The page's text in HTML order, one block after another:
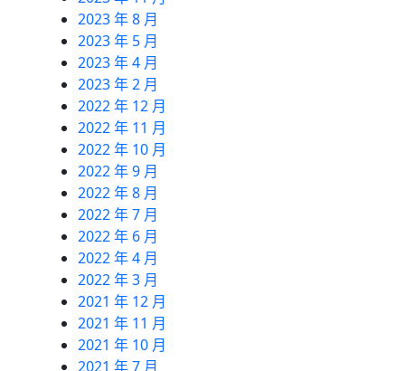
2023 年 8 月
2023 年 5 月
2023 年 4 月
2023 年 2 月
2022 年 12 月
2022 年 11 月
2022 年 10 月
2022 年 9 月
2022 年 8 月
2022 年 7 月
2022 年 6 月
2022 年 4 月
2022 年 3 月
2021 年 12 月
2021 年 11 月
2021 年 10 月
2021 年 7 月